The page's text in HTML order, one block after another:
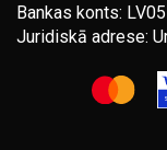
Bankas konts:
Juridiskā adrese: